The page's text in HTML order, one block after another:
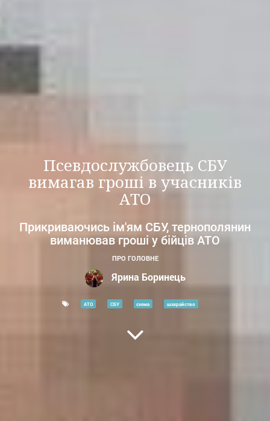
Псевдослужбовець СБУ
вимагав гроші в учасників
АТО
Прикриваючись ім'ям СБУ, тернополянин
виманював гроші у бійців АТО
ПРО ГОЛОВНЕ
Ярина Боринець
АТО СБУ схема шахрайство